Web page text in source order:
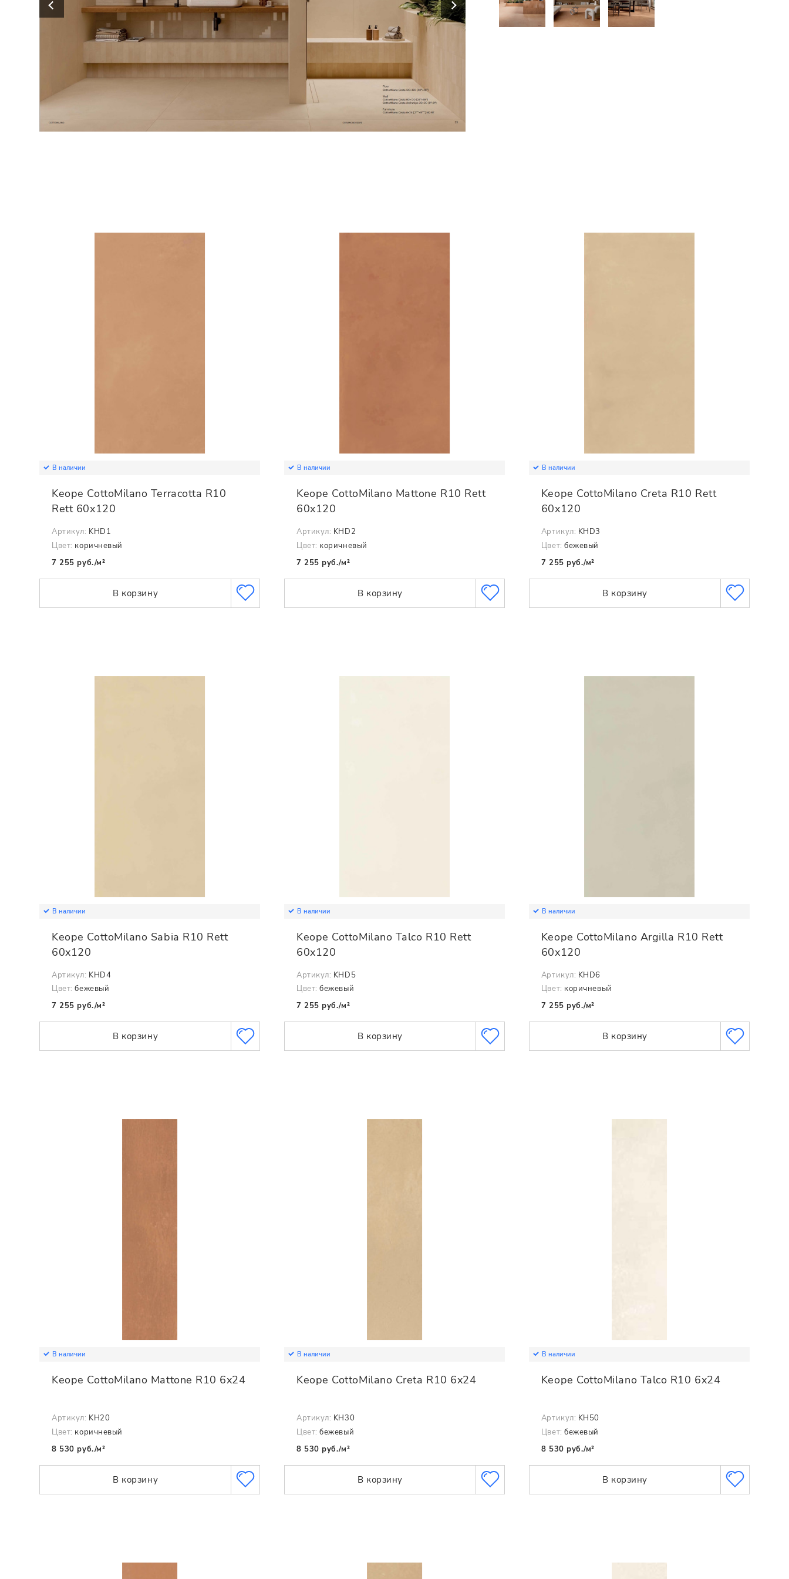
В наличии
Keope CottoMilano Terracotta R10
Rett 60x120
Артикул: KHD1
Цвет: коричневый
7 255 руб./м²
В корзину
В наличии
Keope CottoMilano Mattone R10 Rett
60x120
Артикул: KHD2
Цвет: коричневый
7 255 руб./м²
В корзину
В наличии
Keope CottoMilano Creta R10 Rett
60x120
Артикул: KHD3
Цвет: бежевый
7 255 руб./м²
В корзину
В наличии
Keope CottoMilano Sabia R10 Rett
60x120
Артикул: KHD4
Цвет: бежевый
7 255 руб./м²
В корзину
В наличии
Keope CottoMilano Talco R10 Rett
60x120
Артикул: KHD5
Цвет: бежевый
7 255 руб./м²
В корзину
В наличии
Keope CottoMilano Argilla R10 Rett
60x120
Артикул: KHD6
Цвет: коричневый
7 255 руб./м²
В корзину
В наличии
Keope CottoMilano Mattone R10 6x24
Артикул: KH20
Цвет: коричневый
8 530 руб./м²
В корзину
В наличии
Keope CottoMilano Creta R10 6x24
Артикул: KH30
Цвет: бежевый
8 530 руб./м²
В корзину
В наличии
Keope CottoMilano Talco R10 6x24
Артикул: KH50
Цвет: бежевый
8 530 руб./м²
В корзину